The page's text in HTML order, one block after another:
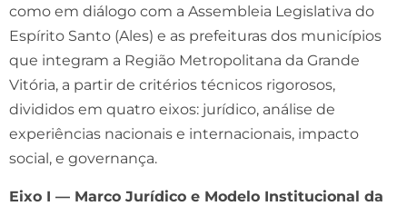
como em diálogo com a Assembleia Legislativa do
Espírito Santo (Ales) e as prefeituras dos municípios
que integram a Região Metropolitana da Grande
Vitória, a partir de critérios técnicos rigorosos,
divididos em quatro eixos: jurídico, análise de
experiências nacionais e internacionais, impacto
social, e governança.
Eixo I — Marco Jurídico e Modelo Institucional da